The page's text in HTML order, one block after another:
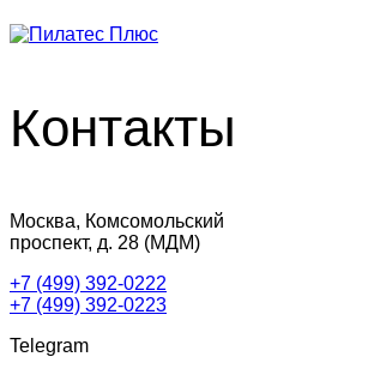
Контакты
Москва, Комсомольский
проспект, д. 28 (МДМ)
+7 (499) 392-0222
+7 (499) 392-0223
Telegram